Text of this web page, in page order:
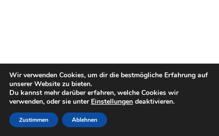
Wir verwenden Cookies, um dir die bestmögliche Erfahrung auf
unserer Website zu bieten.
Du kannst mehr darüber erfahren, welche Cookies wir
verwenden, oder sie unter Einstellungen deaktivieren.
Zustimmen Ablehnen